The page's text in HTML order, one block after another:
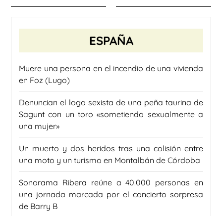
ESPAÑA
Muere una persona en el incendio de una vivienda
en Foz (Lugo)
Denuncian el logo sexista de una peña taurina de
Sagunt con un toro «sometiendo sexualmente a
una mujer»
Un muerto y dos heridos tras una colisión entre
una moto y un turismo en Montalbán de Córdoba
Sonorama Ribera reúne a 40.000 personas en
una jornada marcada por el concierto sorpresa
de Barry B